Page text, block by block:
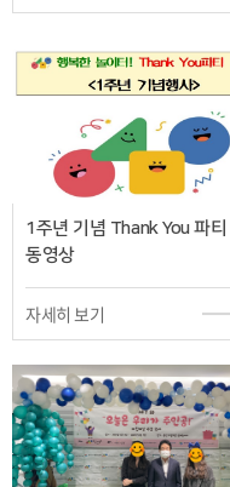
1주년 기념 Thank You 파티
동영상
자세히 보기